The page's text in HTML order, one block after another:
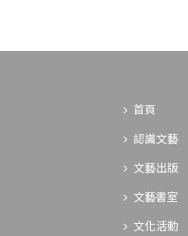
首頁
認識文藝
文藝出版
文藝書室
文化活動